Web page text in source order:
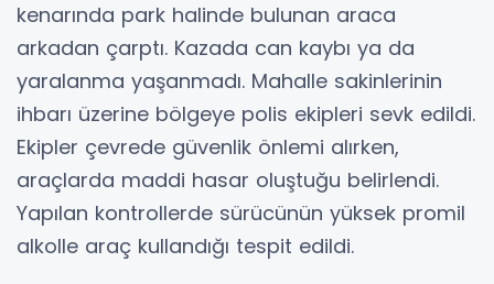
kenarında park halinde bulunan araca
arkadan çarptı. Kazada can kaybı ya da
yaralanma yaşanmadı. Mahalle sakinlerinin
ihbarı üzerine bölgeye polis ekipleri sevk edildi.
Ekipler çevrede güvenlik önlemi alırken,
araçlarda maddi hasar oluştuğu belirlendi.
Yapılan kontrollerde sürücünün yüksek promil
alkolle araç kullandığı tespit edildi.